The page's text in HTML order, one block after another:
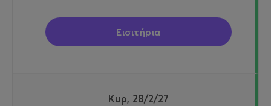
Εισιτήρια
Κυρ, 28/2/27